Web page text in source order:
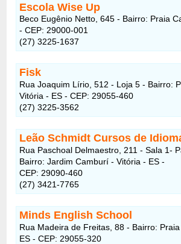
Escola Wise Up
Beco Eugênio Netto, 645 - Bairro: Praia
- CEP: 29000-001
(27) 3225-1637
Fisk
Rua Joaquim Lírio, 512 - Loja 5 - Bairro:
Vitória - ES - CEP: 29055-460
(27) 3225-3562
Leão Schmidt Cursos de
Rua Paschoal Delmaestro, 211 - Sala 1-
Bairro: Jardim Camburí - Vitória - ES -
CEP: 29090-460
(27) 3421-7765
Minds English School
Rua Madeira de Freitas, 88 - Bairro:
ES - CEP: 29055-320